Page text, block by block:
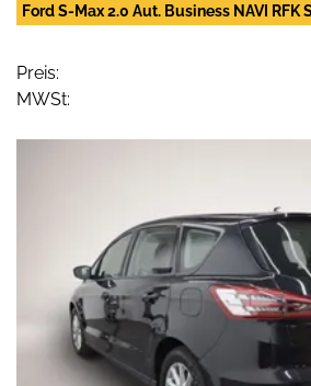
Ford S-Max 2.0 Aut. Business NAVI RFK
Preis:
MWSt: